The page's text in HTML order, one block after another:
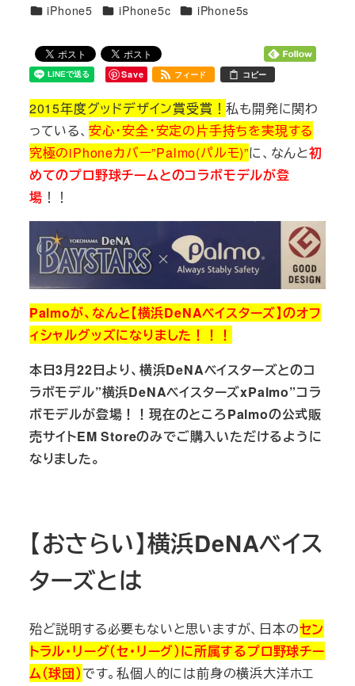
カテゴリー
iPhone5 カテゴリー
iPhone5c カテゴリー
iPhone5s
Save フィード コピー
2015年度グッドデザイン賞受賞！私も開発に関わ
っている、 安心・安全・安定の片手持ちを実現する
究極のiPhoneカバー”Palmo(パルモ)”に、なんと初
めてのプロ野球チームとのコラボモデルが登
場 ！！
Palmoが、なんと【横浜DeNAベイスターズ】のオフ
ィシャルグッズになりました！！！
本日3月22日より、横浜DeNAベイスターズとのコ
ラボモデル”横浜DeNAベイスターズxPalmo”コラ
ボモデルが登場！！現在のところPalmoの公式販
売サイトEM Storeのみでご購入いただけるように
なりました。
【おさらい】横浜DeNAベイス
ターズとは
殆ど説明する必要もないと思いますが、日本のセン
トラル・リーグ（セ・リーグ）に所属するプロ野球チー
ム（球団）です。私個人的には前身の横浜大洋ホエ